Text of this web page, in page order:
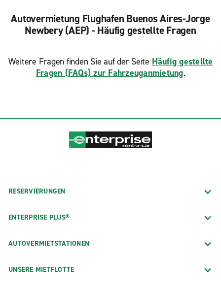
Autovermietung Flughafen Buenos Aires-Jorge
Newbery (AEP) - Häufig gestellte Fragen
Weitere Fragen finden Sie auf der Seite Häufig gestellte
Fragen (FAQs) zur Fahrzeuganmietung.
RESERVIERUNGEN
ENTERPRISE PLUS®
AUTOVERMIETSTATIONEN
UNSERE MIETFLOTTE